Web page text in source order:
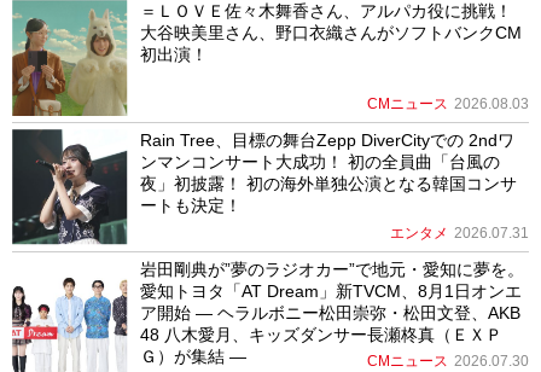
＝ＬＯＶＥ佐々木舞香さん、アルパカ役に挑戦！
大谷映美里さん、野口衣織さんがソフトバンクCM
初出演！
CMニュース 2026.08.03
Rain Tree、目標の舞台Zepp DiverCityでの 2ndワ
ンマンコンサート大成功！ 初の全員曲「台風の
夜」初披露！ 初の海外単独公演となる韓国コンサ
ートも決定！
エンタメ 2026.07.31
岩田剛典が”夢のラジオカー”で地元・愛知に夢を。
愛知トヨタ「AT Dream」新TVCM、8月1日オンエ
ア開始 ― ヘラルボニー松田崇弥・松田文登、AKB
48 八木愛月、キッズダンサー長瀬柊真（ＥＸＰ
Ｇ）が集結 ―
CMニュース 2026.07.30